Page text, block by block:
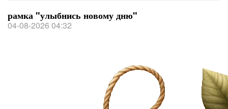
рамка "улыбнись новому дню"
04-08-2026 04:32